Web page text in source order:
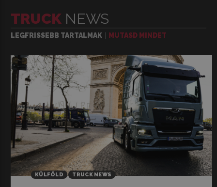
TRUCK NEWS
LEGFRISSEBB TARTALMAK MUTASD MINDET
KÜLFÖLD TRUCK NEWS